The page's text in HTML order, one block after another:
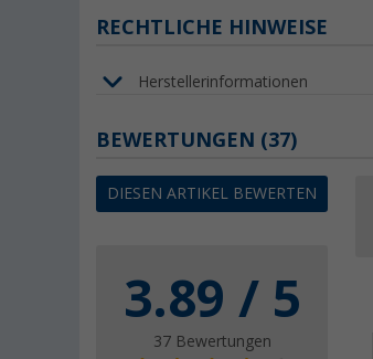
RECHTLICHE HINWEISE
Herstellerinformationen
BEWERTUNGEN (37)
DIESEN ARTIKEL BEWERTEN
3.89 / 5
37 Bewertungen